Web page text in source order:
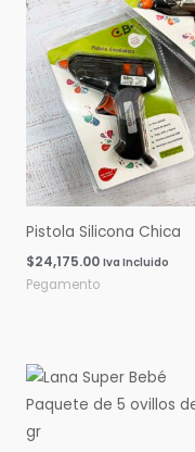
Pistola Silicona Chica
$24,175.00 Iva Incluido
Pegamento
Rango
de